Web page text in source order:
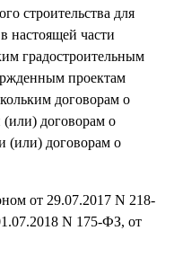
строительства для
настоящей части
градостроительным
проектам
договорам о
(или) договорам о
(или) договорам о
от 29.07.2017 N 218-
N 175-ФЗ, от